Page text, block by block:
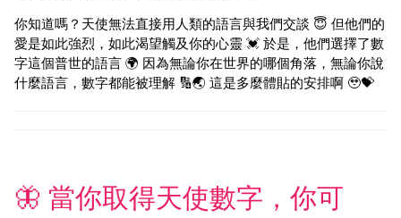
你知道嗎？天使無法直接用人類的語言與我們交談 😇 但他們的
愛是如此強烈，如此渴望觸及你的心靈 💓 於是，他們選擇了數
字這個普世的語言 🌍 因為無論你在世界的哪個角落，無論你說
什麼語言，數字都能被理解 🔢🌏 這是多麼體貼的安排啊 🥹💝
🦋 當你取得天使數字，你可